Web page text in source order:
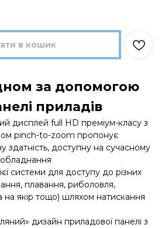
в кошик
за допомогою
приладів
дисплей full HD преміум-класу з
pinch-to-zoom пропонує
здатність, доступну на сучасному
системи для доступу до різних
плавання, риболовля,
на якір тощо) шляхом натискання
дизайн приладової панелі з